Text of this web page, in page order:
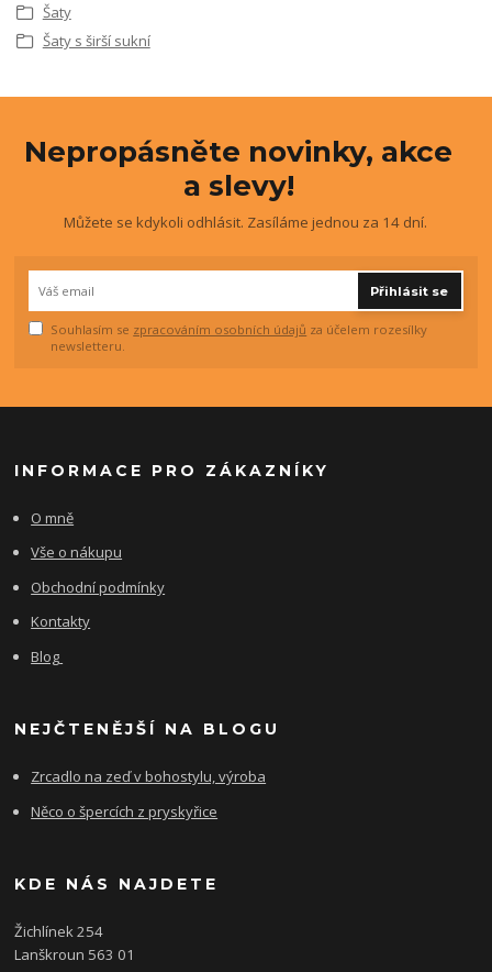
Šaty
Šaty s širší sukní
Nepropásněte novinky, akce
a slevy!
Můžete se kdykoli odhlásit. Zasíláme jednou za 14 dní.
Přihlásit se
Souhlasím se zpracováním osobních údajů za účelem rozesílky
newsletteru.
INFORMACE PRO ZÁKAZNÍKY
O mně
Vše o nákupu
Obchodní podmínky
Kontakty
Blog
NEJČTENĚJŠÍ NA BLOGU
Zrcadlo na zeď v bohostylu, výroba
Něco o špercích z pryskyřice
KDE NÁS NAJDETE
Žichlínek 254
Lanškroun 563 01